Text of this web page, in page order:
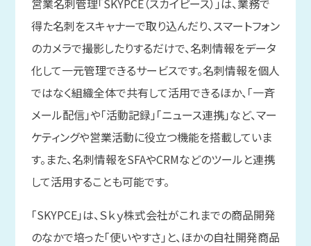
営業名刺管理「SKYPCE（スカイピース）」は、業務で
得た名刺をスキャナーで取り込んだり、スマートフォン
のカメラで撮影したりするだけで、名刺情報をデータ
化して一元管理できるサービスです。名刺情報を個人
ではなく組織全体で共有して活用できるほか、「一斉
メール配信」や「活動記録」「ニュース連携」など、マー
ケティングや営業活動に役立つ機能を搭載していま
す。また、名刺情報をSFAやCRMなどのツールと連携
して活用することも可能です。
「SKYPCE」は、Ｓｋｙ株式会社がこれまでの商品開発
のなかで培った「使いやすさ」と、ほかの自社開発商品